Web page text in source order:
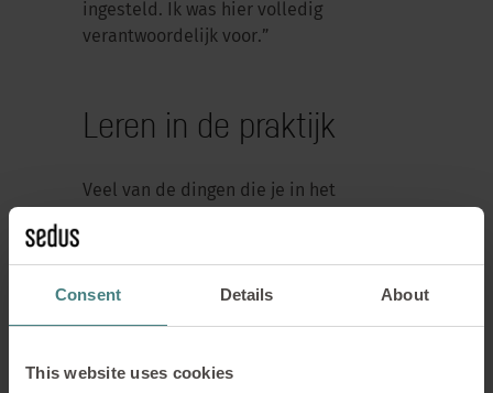
Consent Details About
This website uses cookies
ingesteld. Ik was hier volledig
verantwoordelijk voor.”
Leren in de praktijk
Veel van de dingen die je in het
Paula verwoordt het als volgt: ”Ik heb
geleerd hoe het dagelijkse werk er echt
verantwoordelijkheid zijn.”